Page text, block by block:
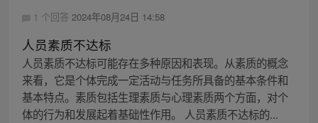
1 个回答 2024年08月24日 14:58
人员素质不达标
人员素质不达标可能存在多种原因和表现。从素质的概念
来看，它是个体完成一定活动与任务所具备的基本条件和
基本特点。素质包括生理素质与心理素质两个方面，对个
体的行为和发展起着基础性作用。 人员素质不达标的...